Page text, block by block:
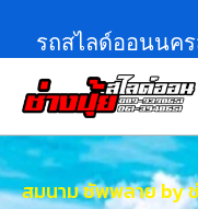
รถสไลด์ออนนค
สมนาม ซัพพลาย by